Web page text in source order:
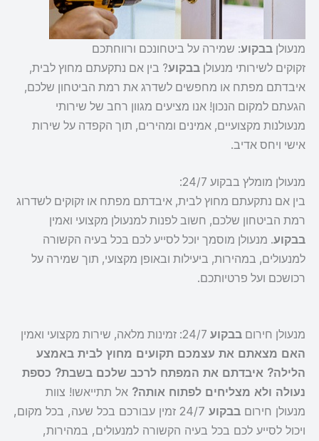
מנעולן בבקוע: שמירה על ביטחונכם ורווחתכם
זקוקים לשירותי מנעולן בבקוע? בין אם נתקעתם מחוץ לבית,
איבדתם מפתח או מחפשים לשדרג את רמת הביטחון שלכם,
הגעתם למקום הנכון! אנו מציעים מגוון רחב של שירותי
מנעולנות מקצועיים, אמינים ומהירים, תוך הקפדה על שירות
אישי ויחס אדיב.
מנעולן מומלץ בבקוע 24/7:
בין אם נתקעתם מחוץ לבית, איבדתם מפתח או זקוקים לשדרוג
רמת הביטחון שלכם, חשוב לפנות למנעולן מקצועי ואמין
בבקוע. מנעולן מוסמך יוכל לסייע לכם בכל בעיה הקשורה
למנעולים, במהירות, ביעילות ובאופן מקצועי, תוך שמירה על
רכושכם ועל פרטיותכם.
מנעולן חירום בבקוע24/7: זמינות מלאה, שירות מקצועי ואמין
האם מצאתם את עצמכם תקועים מחוץ לבית באמצע
הלילה? איבדתם את המפתח לרכב שלכם בשבת? כספת
נעולה ולא מצליחים לפתוח אותה? אל תתייאשו! צוות
מנעולן חירום בבקוע
24/7 זמין עבורכם בכל שעה, בכל מקום,
ויכול לסייע לכם בכל בעיה הקשורה למנעולים, במהירות,